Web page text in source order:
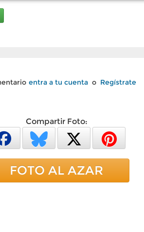
entra a tu cuenta o Regístrate
Compartir Foto:
FOTO AL AZAR